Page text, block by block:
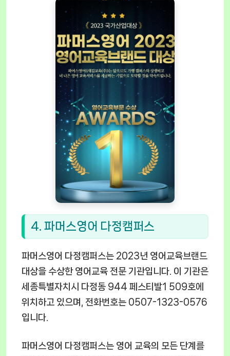
4. 파머스영어 다정캠퍼스
파머스영어 다정캠퍼스는 2023년 영어교육브랜드
대상을 수상한 영어교육 전문 기관입니다. 이 기관은
세종특별자치시 다정동 944 페스티발1 509호에
위치하고 있으며, 전화번호는 0507-1323-0576
입니다.
파머스영어 다정캠퍼스는 영어 교육의 모든 단계를